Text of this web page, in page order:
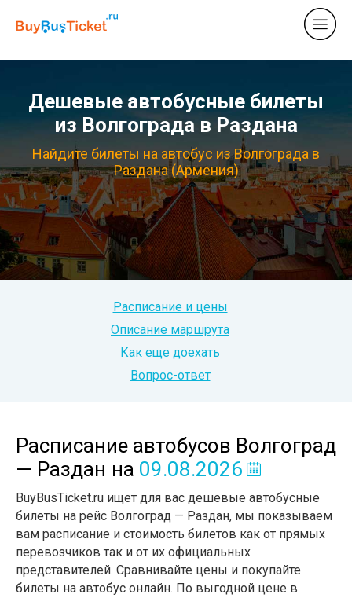
Дешевые автобусные билеты
из Волгограда в Раздана
Найдите билеты на автобус из Волгограда в
Раздана (Армения)
Расписание и цены
Описание маршрута
Как еще доехать
Вопрос-ответ
Расписание автобусов Волгоград
— Раздан на 09.08.2026
BuyBusTicket.ru ищет для вас дешевые автобусные
билеты на рейс Волгоград — Раздан, мы показываем
вам расписание и стоимость билетов как от прямых
перевозчиков так и от их официальных
представителей. Сравнивайте цены и покупайте
билеты на автобус онлайн. По выгодной цене в